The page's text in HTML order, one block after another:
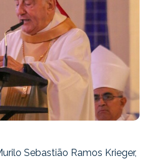
Sebastião Ramos Krieger,